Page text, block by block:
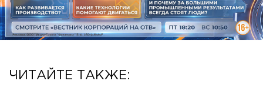
ЧИТАЙТЕ ТАКЖЕ: